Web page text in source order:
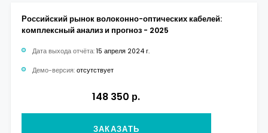
Российский рынок волоконно-оптических кабелей:
комплексный анализ и прогноз - 2025
Дата выхода отчёта: 15 апреля 2024 г.
Демо-версия: отсутствует
148 350 р.
ЗАКАЗАТЬ